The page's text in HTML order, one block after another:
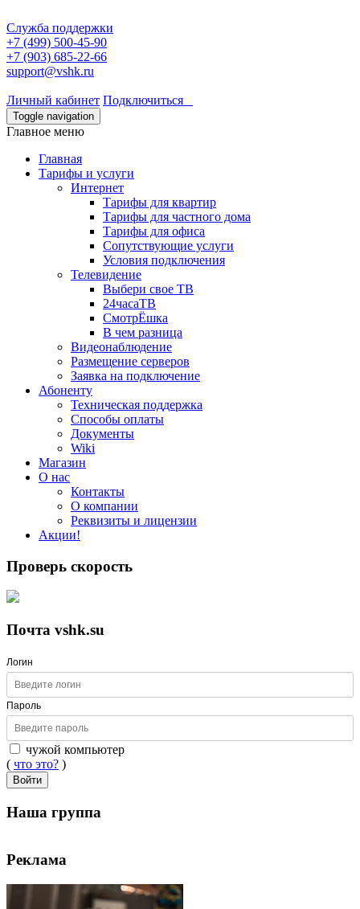
Служба поддержки
+7 (499) 500-45-90
+7 (903) 685-22-66
support@vshk.ru
Личный кабинет Подключиться
Toggle navigation
Главное меню
Главная
Тарифы и услуги
Интернет
Тарифы для квартир
Тарифы для частного дома
Тарифы для офиса
Сопутствующие услуги
Условия подключения
Телевидение
Выбери свое ТВ
24часаТВ
СмотрЁшка
В чем разница
Видеонаблюдение
Размещение серверов
Заявка на подключение
Абоненту
Техническая поддержка
Способы оплаты
Документы
Wiki
Магазин
О нас
Контакты
О компании
Реквизиты и лицензии
Акции!
Проверь скорость
Почта vshk.su
Логин
Пароль
чужой компьютер
( что это? )
Войти
Наша группа
Реклама